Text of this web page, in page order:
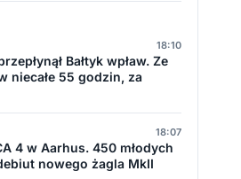
18:10
Bałtyk wpław. Ze
niecałe 55 godzin, za
18:07
4 w Aarhus. 450 młodych
nowego żagla MkII